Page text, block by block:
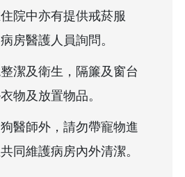
院中亦有提供戒菸服
房醫護人員詢問。
潔及衛生，隔簾及窗台
物及放置物品。
醫師外，請勿帶寵物進
同維護病房內外清潔。